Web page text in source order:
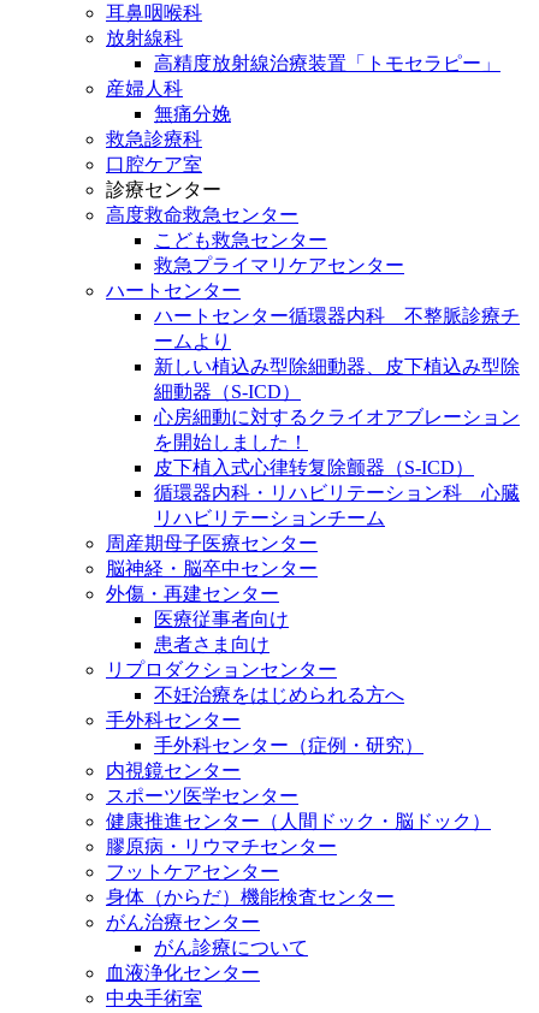
耳鼻咽喉科
放射線科
高精度放射線治療装置「トモセラピー」
産婦人科
無痛分娩
救急診療科
口腔ケア室
診療センター
高度救命救急センター
こども救急センター
救急プライマリケアセンター
ハートセンター
ハートセンター循環器内科 不整脈診療チ
ームより
新しい植込み型除細動器、皮下植込み型除
細動器（S-ICD）
心房細動に対するクライオアブレーション
を開始しました！
皮下植入式心律转复除颤器（S-ICD）
循環器内科・リハビリテーション科 心臓
リハビリテーションチーム
周産期母子医療センター
脳神経・脳卒中センター
外傷・再建センター
医療従事者向け
患者さま向け
リプロダクションセンター
不妊治療をはじめられる方へ
手外科センター
手外科センター（症例・研究）
内視鏡センター
スポーツ医学センター
健康推進センター（人間ドック・脳ドック）
膠原病・リウマチセンター
フットケアセンター
身体（からだ）機能検査センター
がん治療センター
がん診療について
血液浄化センター
中央手術室